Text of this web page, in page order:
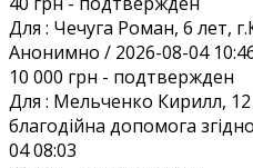
Для : Чечуга Роман, 6 лет,
Анонимно / 2026-08-04
10 000 грн - подтвержден
Для : Мельченко Кирилл,
благодійна допомога
04 08:03